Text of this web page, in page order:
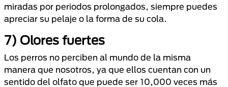
miradas por periodos prolongados, siempre puedes
apreciar su pelaje o la forma de su cola.
7) Olores fuertes
Los perros no perciben al mundo de la misma
manera que nosotros, ya que ellos cuentan con un
sentido del olfato que puede ser 10,000 veces más